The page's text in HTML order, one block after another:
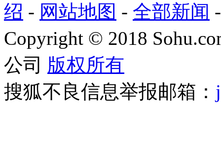
绍 - 网站地图 - 全部新闻
Copyright © 2018
公司 版权所有
搜狐不良信息举报邮箱：